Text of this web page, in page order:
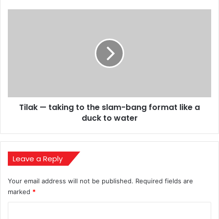
like
Tilak — taking to the slam-bang format like a
duck to water
Leave a Reply
Your email address will not be published. Required fields are
marked *